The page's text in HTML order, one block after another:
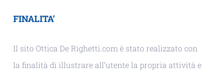
FINALITA’
Il sito Ottica De Righetti.com è stato realizzato con
la finalità di illustrare all’utente la propria attività e